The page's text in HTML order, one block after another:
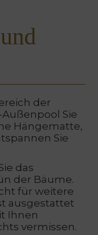
der
Sie
Hängematte,
Sie
das
der Bäume.
für weitere
ausgestattet
Ihnen
vermissen.